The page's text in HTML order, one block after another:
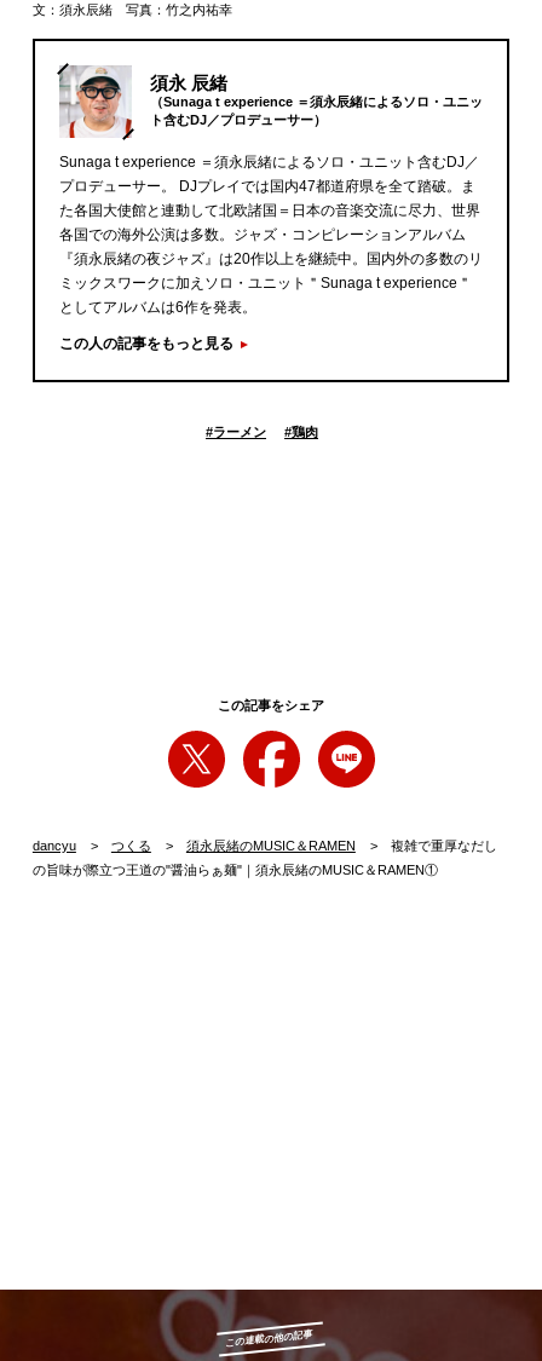
文：須永辰緒 写真：竹之内祐幸
須永 辰緒
（Sunaga t experience ＝須永辰緒によるソロ・ユニッ
ト含むDJ／プロデューサー）
Sunaga t experience ＝須永辰緒によるソロ・ユニット含むDJ／
プロデューサー。 DJプレイでは国内47都道府県を全て踏破。ま
た各国大使館と連動して北欧諸国＝日本の音楽交流に尽力、世界
各国での海外公演は多数。ジャズ・コンピレーションアルバム
『須永辰緒の夜ジャズ』は20作以上を継続中。国内外の多数のリ
ミックスワークに加えソロ・ユニット＂Sunaga t experience＂
としてアルバムは6作を発表。
この人の記事をもっと見る
#ラーメン #鶏肉
この記事をシェア
dancyu つくる 須永辰緒のMUSIC＆RAMEN
複雑で重厚なだし
の旨味が際立つ王道の"醤油らぁ麺"｜須永辰緒のMUSIC＆RAMEN①
この連載の他の記事